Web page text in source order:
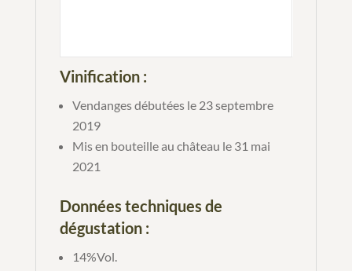
Vinification :
Vendanges débutées le 23 septembre
2019
Mis en bouteille au château le 31 mai
2021
Données techniques de
dégustation :
14%Vol.